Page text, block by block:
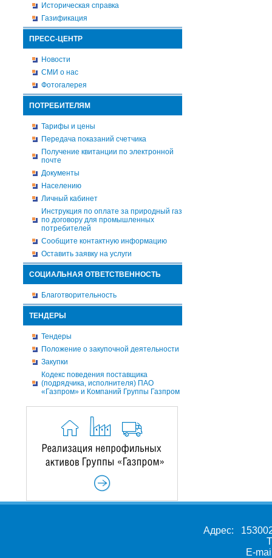
Историческая справка
Газификация
ПРЕСС-ЦЕНТР
Новости
СМИ о нас
Фотогалерея
ПОТРЕБИТЕЛЯМ
Тарифы и цены
Передача показаний счетчика
Получение квитанции по электронной
почте
Документы
Населению
Личный кабинет
Инструкция по оплате за природный газ
по договору для промышленных
потребителей
Сообщите контактную информацию
Оставить заявку на услуги
СОЦИАЛЬНАЯ ОТВЕТСТВЕННОСТЬ
Благотворительность
ТЕНДЕРЫ
Тендеры
Положение о закупочной деятельности
Закупки
Кодекс поведения поставщика
(подрядчика, исполнителя) ПАО
«Газпром» и Компаний Группы Газпром
Адрес:
E-